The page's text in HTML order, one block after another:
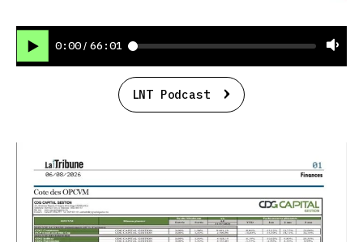
0:00 / 66:01
LNT Podcast